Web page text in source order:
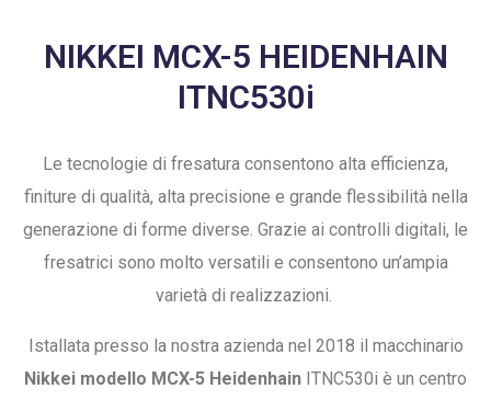
NIKKEI MCX-5 HEIDENHAIN
ITNC530i
Le tecnologie di fresatura consentono alta efficienza,
finiture di qualità, alta precisione e grande flessibilità nella
generazione di forme diverse. Grazie ai controlli digitali, le
fresatrici sono molto versatili e consentono un’ampia
varietà di realizzazioni.
Istallata presso la nostra azienda nel 2018 il macchinario
Nikkei modello MCX-5 Heidenhain ITNC530i è un centro